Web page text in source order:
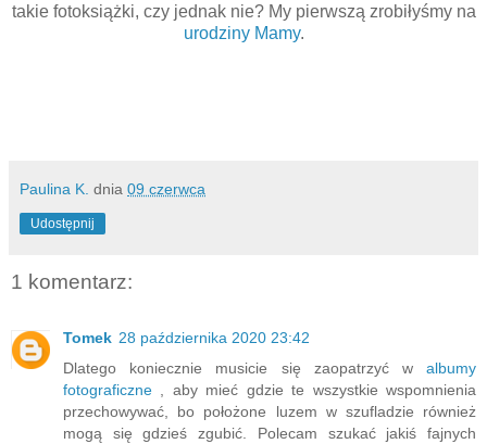
takie fotoksiążki, czy jednak nie? My pierwszą zrobiłyśmy na
urodziny Mamy.
Paulina K. dnia 09 czerwca
Udostępnij
1 komentarz:
Tomek 28 października 2020 23:42
Dlatego koniecznie musicie się zaopatrzyć w albumy
fotograficzne , aby mieć gdzie te wszystkie wspomnienia
przechowywać, bo położone luzem w szufladzie również
mogą się gdzieś zgubić. Polecam szukać jakiś fajnych